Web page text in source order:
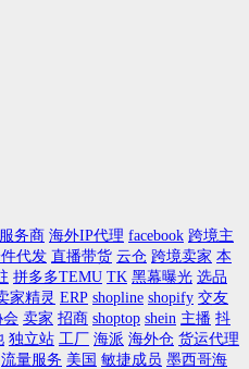
服务商 海外IP代理 facebook 跨境主
代发 直播带货 云仓 跨境卖家 本
拼多多TEMU TK 黑幕曝光 选品
家精灵 ERP shopline shopify 交友
会 卖家 招商 shoptop shein 主播 抖
独立站 工厂 海派 海外仓 货运代理
流量服务 美国 敏捷成员 墨西哥海